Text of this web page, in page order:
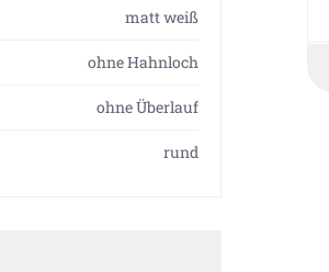
matt weiß
ohne Hahnloch
ohne Überlauf
rund